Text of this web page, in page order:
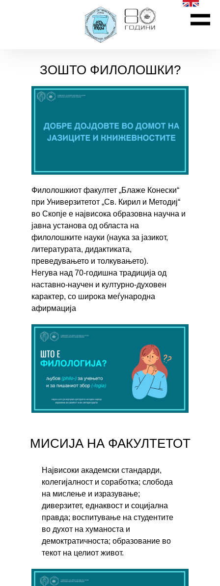
ЗОШТО ФИЛОЛОШКИ?
Филолошкиот факултет „Блаже Конески“
при Универзитетот „Св. Кирил и Методиј“
во Скопје е највисока образовна научна и
јавна установа од областа на
филолошките науки (наука за јазикот,
литературата, дидактиката,
преведувањето и толкувањето).
Негува над 70-годишна традиција од
наставно-научен и културно-духовен
карактер, со широка меѓународна
афирмација
МИСИЈА НА ФАКУЛТЕТОТ
Највисоки академски стандарди,
колегијалност и соработка; слобода
на мислење и изразување;
диверзитет, еднаквост и социјална
правда; воспитување на студентите
во духот на хуманоста и
демоктратичноста; образование во
текот на целиот живот.